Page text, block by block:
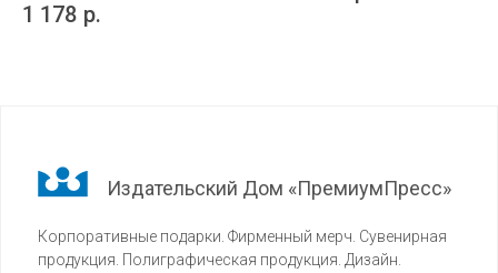
1 178 р.
Издательский Дом «ПремиумПресс»
Корпоративные подарки. Фирменный мерч. Сувенирная
продукция. Полиграфическая продукция. Дизайн.